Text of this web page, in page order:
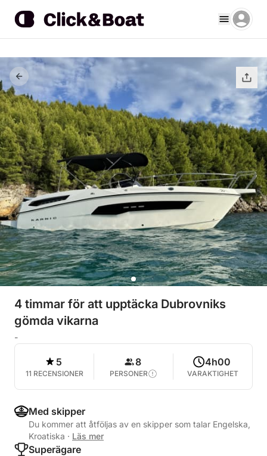
4 timmar för att upptäcka Dubrovniks
gömda vikarna
-
5
11 RECENSIONER
8
PERSONER
4h00
VARAKTIGHET
Med skipper
Du kommer att åtföljas av en skipper som talar Engelska,
Kroatiska · Läs mer
Superägare